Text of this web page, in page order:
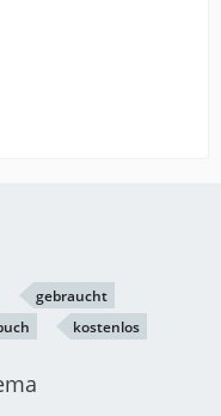
gebraucht
kostenlos